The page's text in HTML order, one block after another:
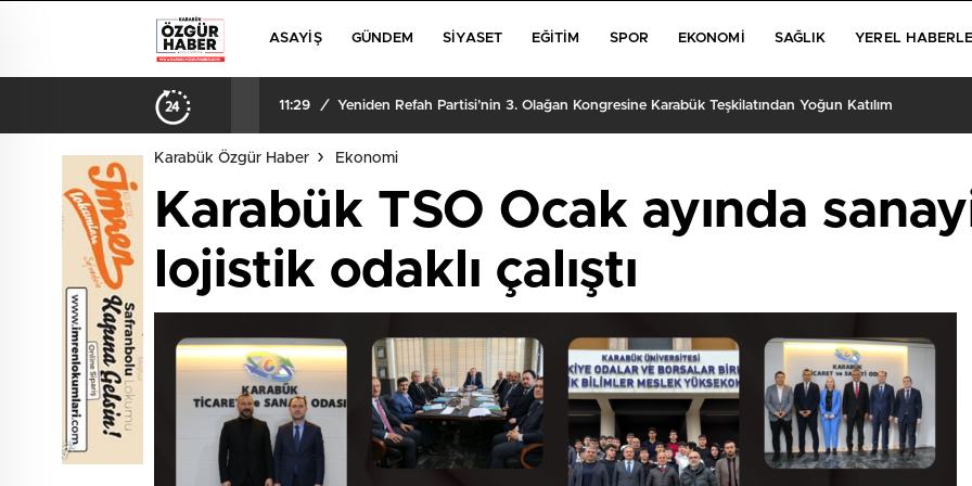
ASAYIŞ GÜNDEM SIYASET EĞITIM SPOR EKONOMI SAĞLIK YEREL
11:29 / Yeniden Refah Partisi’nin 3. Olağan Kongresine Karabük Teşkilatından Yoğun Katılım
Karabük Özgür Haber Ekonomi
Karabük TSO Ocak ayında
lojistik odaklı çalıştı